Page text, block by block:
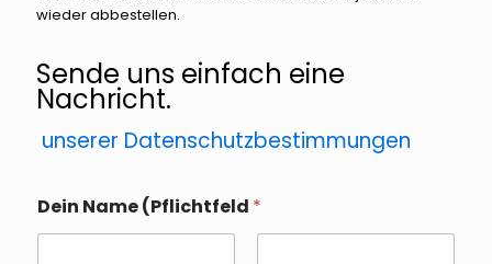
wieder abbestellen.
Sende uns einfach eine
Nachricht.
unserer Datenschutzbestimmungen
Dein Name (Pflichtfeld *